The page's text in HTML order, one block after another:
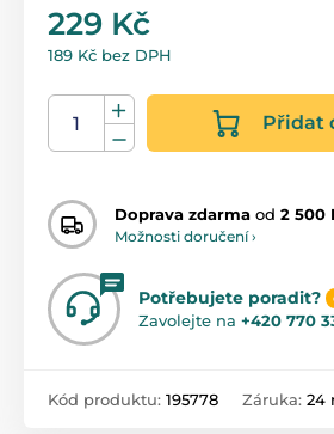
229 Kč
189 Kč bez DPH
Přidat
Doprava zdarma od 2 500
Možnosti doručení ›
Potřebujete poradit?
Zavolejte na +420 770
Kód produktu: 195778 Záruka: 24